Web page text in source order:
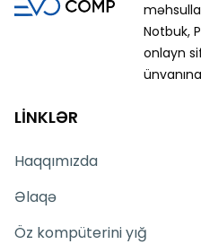
Notbuk,
onlayn
ünvanına
LİNKLƏR
Haqqımızda
Əlaqə
Öz kompüterini yığ